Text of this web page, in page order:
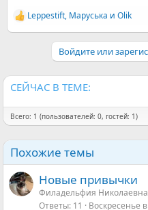
Р
е
и
и
Leppestift, Маруська и Olik
Войдите или
СЕЙЧАС В ТЕМЕ:
Всего: 1 (пользователей: 0, гостей: 1)
Похожие темы
Новые привычки
Филадельфия Николаевна
Ответы 11 Воскресенье